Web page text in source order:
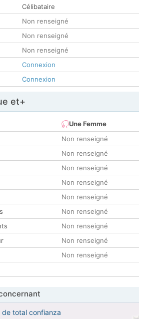
Célibataire
Non renseigné
Non renseigné
Non renseigné
Connexion
Connexion
et+
Une Femme
Non renseigné
Non renseigné
Non renseigné
Non renseigné
Non renseigné
Non renseigné
Non renseigné
Non renseigné
Non renseigné
de total confianza